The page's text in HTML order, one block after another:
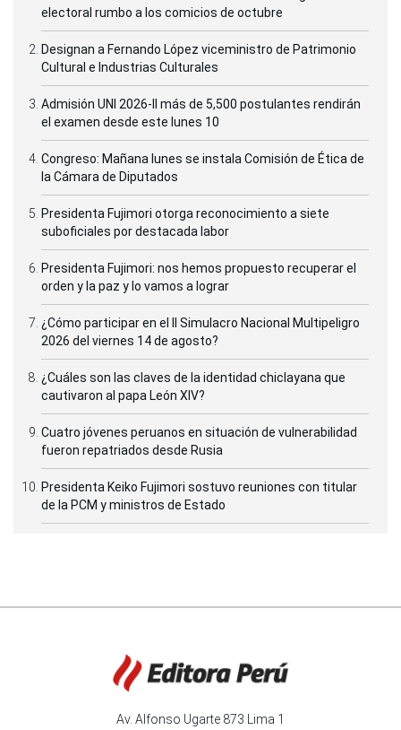
electoral rumbo a los comicios de octubre
Designan a Fernando López viceministro de Patrimonio
Cultural e Industrias Culturales
Admisión UNI 2026-II más de 5,500 postulantes rendirán
el examen desde este lunes 10
Congreso: Mañana lunes se instala Comisión de Ética de
la Cámara de Diputados
Presidenta Fujimori otorga reconocimiento a siete
suboficiales por destacada labor
Presidenta Fujimori: nos hemos propuesto recuperar el
orden y la paz y lo vamos a lograr
¿Cómo participar en el II Simulacro Nacional Multipeligro
2026 del viernes 14 de agosto?
¿Cuáles son las claves de la identidad chiclayana que
cautivaron al papa León XIV?
Cuatro jóvenes peruanos en situación de vulnerabilidad
fueron repatriados desde Rusia
Presidenta Keiko Fujimori sostuvo reuniones con titular
de la PCM y ministros de Estado
Av. Alfonso Ugarte 873 Lima 1